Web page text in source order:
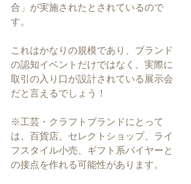
合」が実施されたとされているので
す。
これはかなりの規模であり、ブランド
の認知イベントだけではなく、実際に
取引の入り口が設計されている展示会
だと言えるでしょう！
※工芸・クラフトブランドにとって
は、百貨店、セレクトショップ、ライ
フスタイル小売、ギフト系バイヤーと
の接点を作れる可能性があります。